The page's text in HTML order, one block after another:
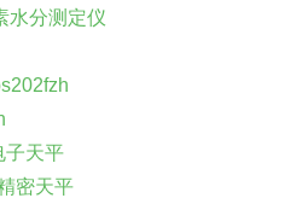
水分测定仪
子天平
密天平